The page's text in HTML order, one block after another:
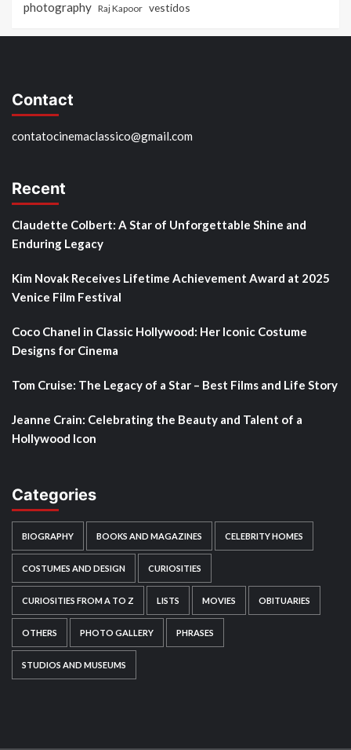
photography Raj Kapoor vestidos
Contact
contatocinemaclassico@gmail.com
Recent
Claudette Colbert: A Star of Unforgettable Shine and
Enduring Legacy
Kim Novak Receives Lifetime Achievement Award at 2025
Venice Film Festival
Coco Chanel in Classic Hollywood: Her Iconic Costume
Designs for Cinema
Tom Cruise: The Legacy of a Star – Best Films and Life Story
Jeanne Crain: Celebrating the Beauty and Talent of a
Hollywood Icon
Categories
BIOGRAPHY BOOKS AND MAGAZINES CELEBRITY HOMES
COSTUMES AND DESIGN CURIOSITIES
CURIOSITIES FROM A TO Z LISTS MOVIES OBITUARIES
OTHERS PHOTO GALLERY PHRASES
STUDIOS AND MUSEUMS